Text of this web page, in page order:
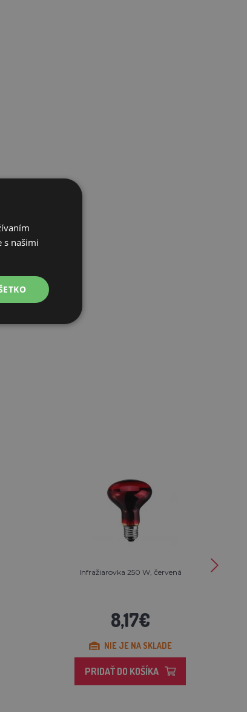
Infražiarovka 250 W, červená
8,17€
NIE JE NA SKLADE
PRIDAŤ DO KOŠÍKA
s našimi